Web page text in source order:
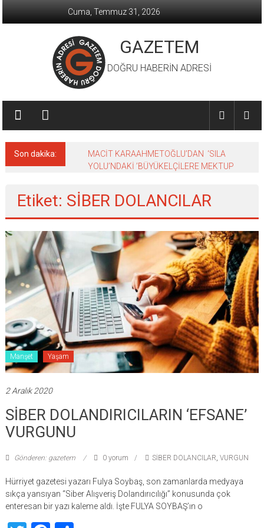
Cuma, Temmuz 31, 2026
GAZETEM
DOĞRU HABERİN ADRESİ
Son dakika:
MACİT KARAAHMETOĞLU’DAN ‘SILA
YOLU’NDAKİ ’BÜYÜKELÇİLERE MEKTUP
Etiket: SİBER DOLANCILAR
Manşet Yaşam
2 Aralık 2020
SİBER DOLANDIRICILARIN ‘EFSANE’
VURGUNU
Gönderen: gazetem 0 yorum SİBER DOLANCILAR, VURGUN
Hürriyet gazetesi yazarı Fulya Soybaş, son zamanlarda medyaya
sıkça yansıyan “Siber Alışveriş Dolandırıcılığı” konusunda çok
enteresan bir yazı kaleme aldı. İşte FULYA SOYBAŞ’ın o